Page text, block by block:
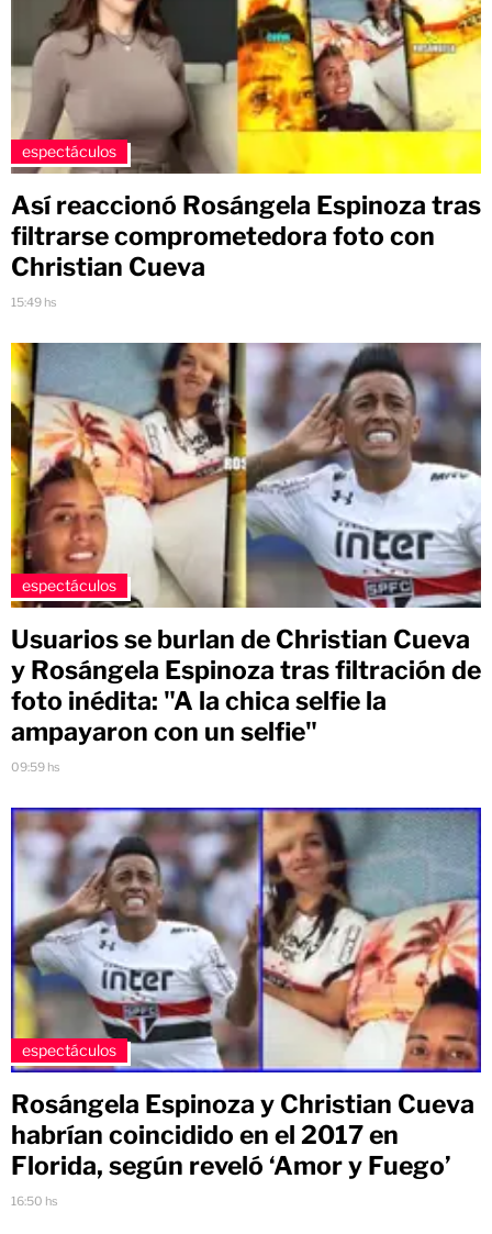
espectáculos
Así reaccionó Rosángela Espinoza tras
filtrarse comprometedora foto con
Christian Cueva
15:49 hs
espectáculos
Usuarios se burlan de Christian Cueva
y Rosángela Espinoza tras filtración de
foto inédita: "A la chica selfie la
ampayaron con un selfie"
09:59 hs
espectáculos
Rosángela Espinoza y Christian Cueva
habrían coincidido en el 2017 en
Florida, según reveló ‘Amor y Fuego’
16:50 hs